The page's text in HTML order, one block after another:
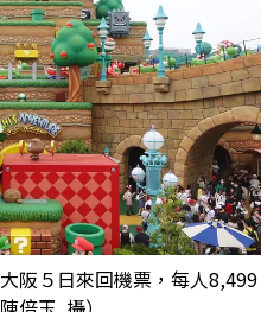
阪５日來回機票，每人8,499